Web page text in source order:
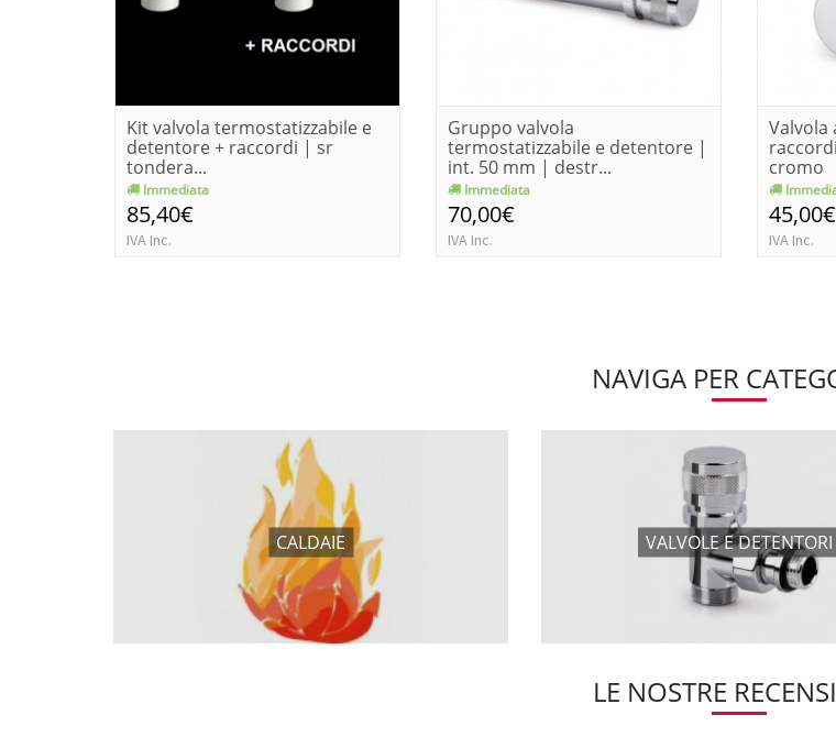
Kit valvola termostatizzabile e
detentore + raccordi | sr
tondera...
Immediata
85,40€
IVA Inc.
Gruppo valvola
termostatizzabile e detentore |
int. 50 mm | destr...
Immediata
70,00€
IVA Inc.
Valvola
cromo
45,00€
IVA Inc.
NAVIGA PER
CALDAIE VALVOLE E DETENTORI
LE NOSTRE